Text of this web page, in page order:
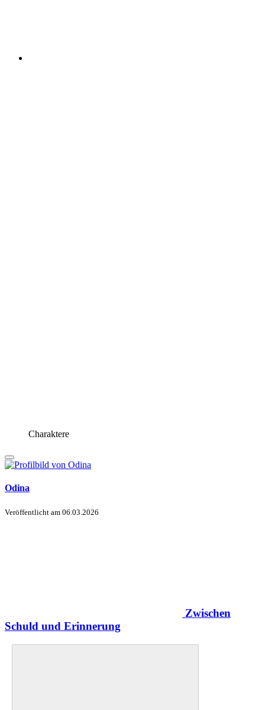
Charaktere
Odina
Veröffentlicht am 06.03.2026
Zwischen
Schuld und Erinnerung